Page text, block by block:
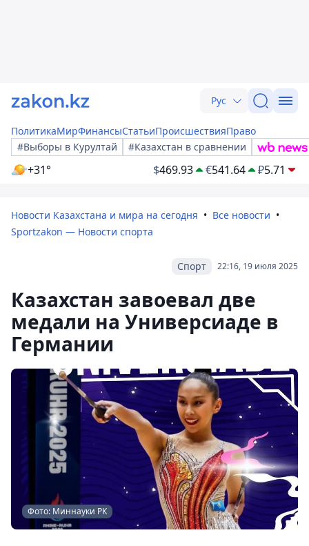
Рус
ПолитикаМирФинансыСтатьиПроисшествияПраво
#Выборы в Курултай
#Казахстан в сравнении
+31° $469.93 €541.64 ₽5.71
Новости Казахстана и мира на сегодня
Все новости
Sportzakon — Новости спорта
22:16, 19 июля 2025
Спорт
Казахстан завоевал две
медали на Универсиаде в
Германии
Фото: Миннауки РК